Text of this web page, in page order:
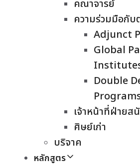
คณาจารย์
ความร่วมมือกับ
Adjunct
Global
Double
เจ้าหน้าที่ฝ่ายส
ศิษย์เก่า
บริจาค
หลักสูตร